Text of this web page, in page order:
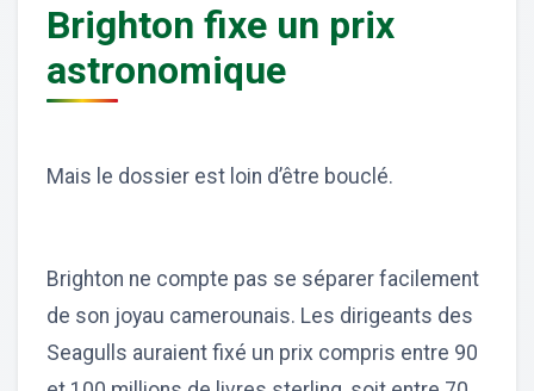
Brighton fixe un prix
astronomique
Mais le dossier est loin d’être bouclé.
Brighton ne compte pas se séparer facilement
de son joyau camerounais. Les dirigeants des
Seagulls auraient fixé un prix compris entre 90